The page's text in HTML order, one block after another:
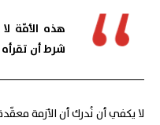
هذه الأمّة
شرط أن
لا يكفي أن نُدرك أن الأزمة